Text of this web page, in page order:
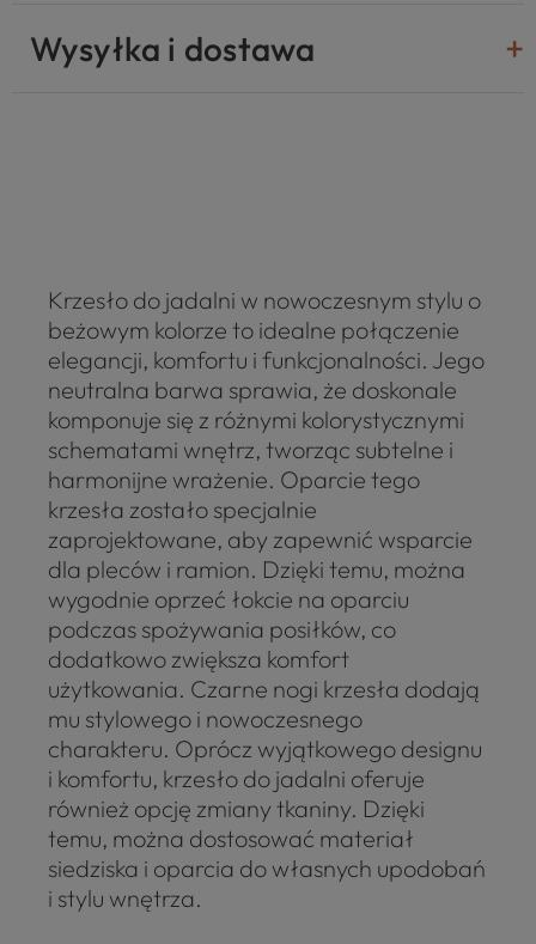
Wysyłka i dostawa
Krzesło do jadalni w nowoczesnym stylu o
beżowym kolorze to idealne połączenie
elegancji, komfortu i funkcjonalności. Jego
neutralna barwa sprawia, że doskonale
komponuje się z różnymi kolorystycznymi
schematami wnętrz, tworząc subtelne i
harmonijne wrażenie. Oparcie tego
krzesła zostało specjalnie
zaprojektowane, aby zapewnić wsparcie
dla pleców i ramion. Dzięki temu, można
wygodnie oprzeć łokcie na oparciu
podczas spożywania posiłków, co
dodatkowo zwiększa komfort
użytkowania. Czarne nogi krzesła dodają
mu stylowego i nowoczesnego
charakteru. Oprócz wyjątkowego designu
i komfortu, krzesło do jadalni oferuje
również opcję zmiany tkaniny. Dzięki
temu, można dostosować materiał
siedziska i oparcia do własnych upodobań
i stylu wnętrza.